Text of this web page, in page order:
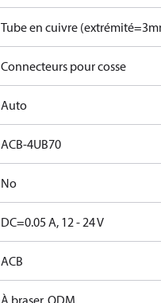
Tube en cuivre
Connecteurs pour cosse
Auto
ACB-4UB70
No
DC=0.05 A, 12 - 24 V
ACB
À braser, ODM